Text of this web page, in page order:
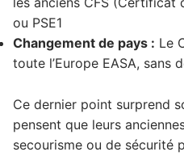
ou PSE1
Changement de pays : Le
toute l’Europe EASA, sans
Ce dernier point surprend
pensent que leurs
secourisme ou de sécurité